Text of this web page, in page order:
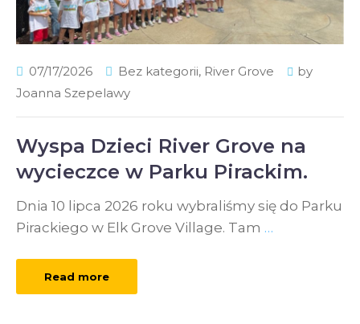
07/17/2026 Bez kategorii, River Grove
by
Joanna Szepelawy
Wyspa Dzieci River Grove na
wycieczce w Parku Pirackim.
Dnia 10 lipca 2026 roku wybraliśmy się do Parku
Pirackiego w Elk Grove Village. Tam …
Read more